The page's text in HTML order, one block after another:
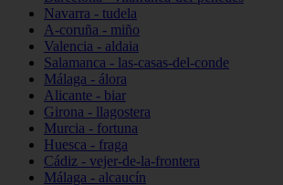
Navarra - tudela
A-coruña - miño
Valencia - aldaia
Salamanca - las-casas-del-conde
Málaga - álora
Alicante - biar
Girona - llagostera
Murcia - fortuna
Huesca - fraga
Cádiz - vejer-de-la-frontera
Málaga - alcaucín